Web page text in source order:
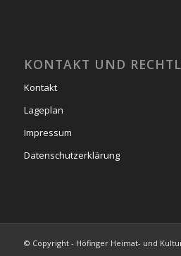
KONTAKT UND
Kontakt
Lageplan
Impressum
Datenschutzerklärung
© Copyright - Höfinger Heimat- und